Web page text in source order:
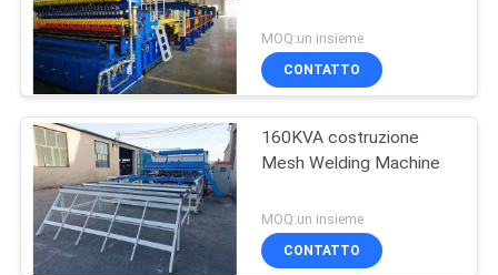
MOQ:un insieme
CONTATTO
160KVA costruzione
Mesh Welding Machine
MOQ:un insieme
CONTATTO